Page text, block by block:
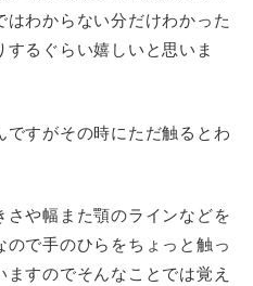
わからない分だけわかった
るぐらい嬉しいと思いま
すがその時にただ触るとわ
や幅また顎のラインなどを
で手のひらをちょっと触っ
すのでそんなことでは覚え